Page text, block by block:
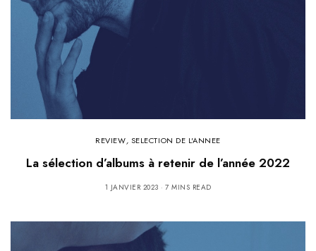
REVIEW, SELECTION DE L'ANNEE
La sélection d’albums à retenir de l’année 2022
1 JANVIER 2023 7 MINS READ